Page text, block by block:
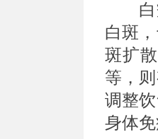
白癜
白斑
斑扩
等，
调整
身体免